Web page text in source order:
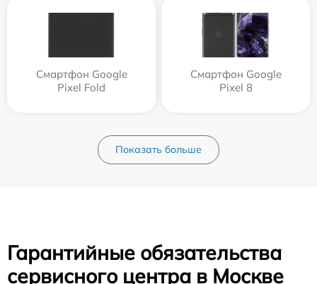
Смартфон Google
Pixel Fold
Смартфон Google
Pixel 8
Показать больше
Гарантийные обязательства
сервисного центра в Москве